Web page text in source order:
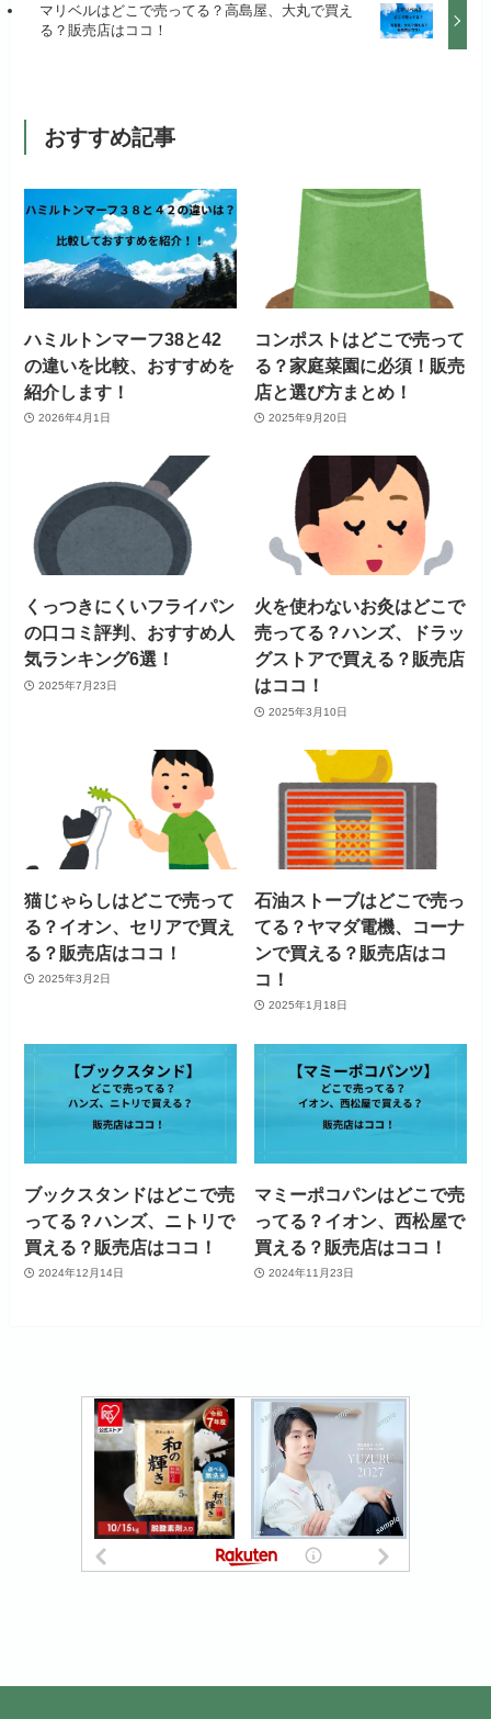
マリベルはどこで売ってる？高島屋、大丸で買え
る？販売店はココ！
おすすめ記事
ハミルトンマーフ38と42
の違いを比較、おすすめを
紹介します！
2026年4月1日
コンポストはどこで売って
る？家庭菜園に必須！販売
店と選び方まとめ！
2025年9月20日
くっつきにくいフライパン
の口コミ評判、おすすめ人
気ランキング6選！
2025年7月23日
火を使わないお灸はどこで
売ってる？ハンズ、ドラッ
グストアで買える？販売店
はココ！
2025年3月10日
猫じゃらしはどこで売って
る？イオン、セリアで買え
る？販売店はココ！
2025年3月2日
石油ストーブはどこで売っ
てる？ヤマダ電機、コーナ
ンで買える？販売店はコ
コ！
2025年1月18日
ブックスタンドはどこで売
ってる？ハンズ、ニトリで
買える？販売店はココ！
2024年12月14日
マミーポコパンはどこで売
ってる？イオン、西松屋で
買える？販売店はココ！
2024年11月23日